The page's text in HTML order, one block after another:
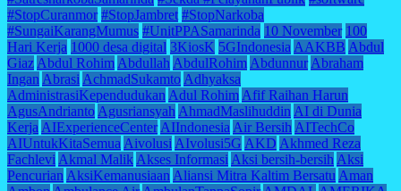
#StopCuranmor #StopJambret #StopNarkoba
#SungaiKarangMumus #UnitPPASamarinda 10 November 100
Hari Kerja 1000 desa digital 3KiosK 5GIndonesia AAKBB Abdul
Giaz Abdul Rohim Abdullah AbdulRohim Abdunnur Abraham
Ingan Abrasi AchmadSukamto Adhyaksa
AdministrasiKependudukan Adul Rohim Afif Raihan Harun
AgusAndrianto Agusriansyah AhmadMaslihuddin AI di Dunia
Kerja AIExperienceCenter AIIndonesia Air Bersih AITechCo
AIUntukKitaSemua Aivolusi AIvolusi5G AKD Akhmed Reza
Fachlevi Akmal Malik Akses Informasi Aksi bersih-bersih Aksi
Pencurian AksiKemanusiaan Aliansi Mitra Kaltim Bersatu Aman